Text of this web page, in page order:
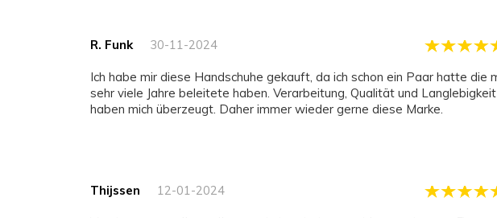
R. Funk 30-11-2024
Ich habe mir diese Handschuhe gekauft, da ich schon ein Paar hatte die mich
sehr viele Jahre beleitete haben. Verarbeitung, Qualität und Langlebigkeit
haben mich überzeugt. Daher immer wieder gerne diese Marke.
Thijssen 12-01-2024